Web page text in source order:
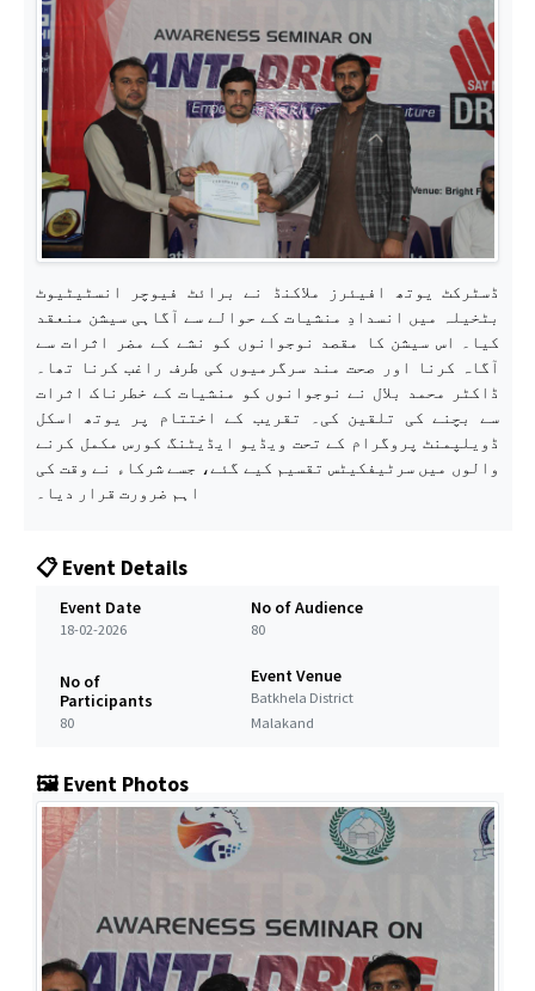
ڈسٹرکٹ یوتھ افیئرز ملاکنڈ نے برائٹ فیوچر انسٹیٹیوٹ
بٹخیلہ میں انسدادِ منشیات کے حوالے سے آگاہی سیشن منعقد
کیا۔ اس سیشن کا مقصد نوجوانوں کو نشے کے مضر اثرات سے
آگاہ کرنا اور صحت مند سرگرمیوں کی طرف راغب کرنا تھا۔
ڈاکٹر محمد بلال نے نوجوانوں کو منشیات کے خطرناک اثرات
سے بچنے کی تلقین کی۔ تقریب کے اختتام پر یوتھ اسکل
ڈویلپمنٹ پروگرام کے تحت ویڈیو ایڈیٹنگ کورس مکمل کرنے
والوں میں سرٹیفکیٹس تقسیم کیے گئے، جسے شرکاء نے وقت کی
اہم ضرورت قرار دیا۔
📋 Event Details
Event Date
18-02-2026
No of Audience
80
No of
Participants
80
Event Venue
Batkhela District
Malakand
🖼️ Event Photos